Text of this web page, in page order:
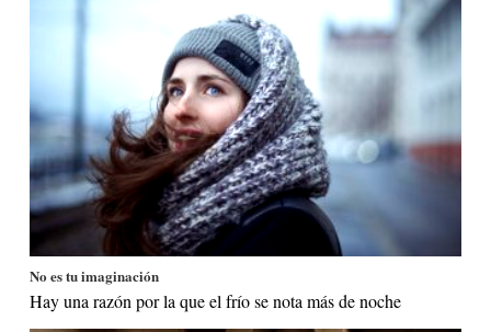
No es tu imaginación
Hay una razón por la que el frío se nota más de noche